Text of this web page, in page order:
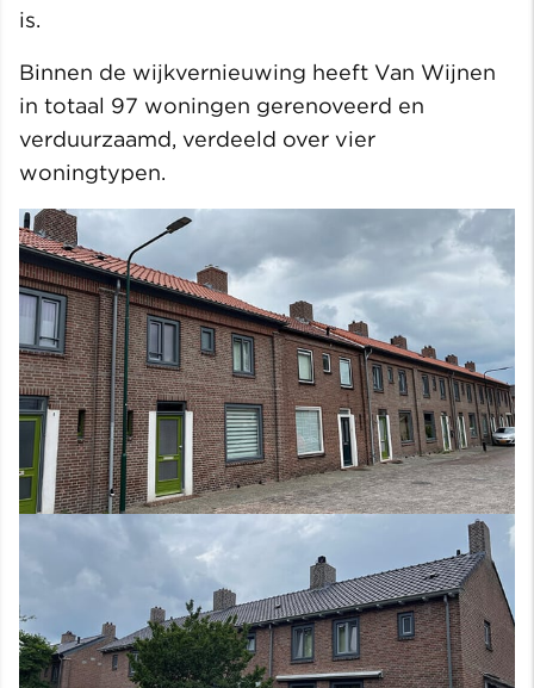
is.
Binnen de wijkvernieuwing heeft Van Wijnen
in totaal 97 woningen gerenoveerd en
verduurzaamd, verdeeld over vier
woningtypen.